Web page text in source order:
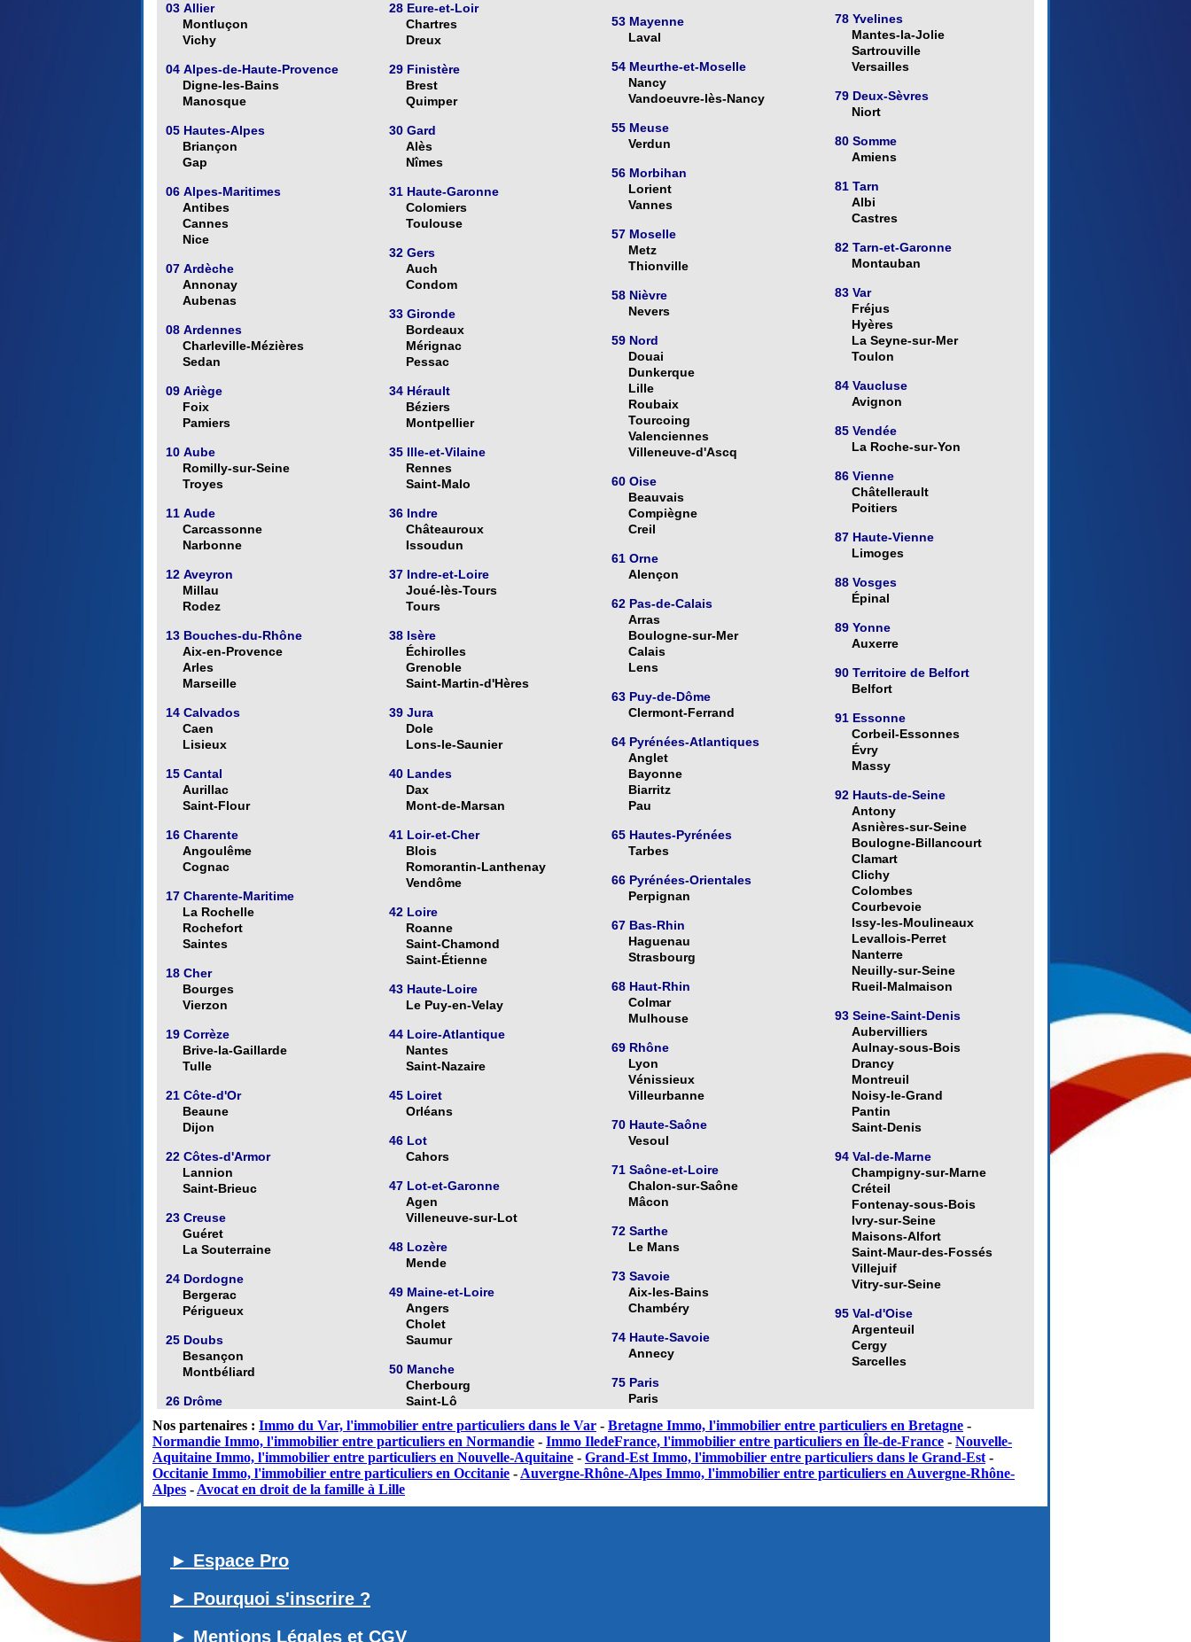
03 Allier
Montluçon
Vichy
04 Alpes-de-Haute-Provence
Digne-les-Bains
Manosque
05 Hautes-Alpes
Briançon
Gap
06 Alpes-Maritimes
Antibes
Cannes
Nice
07 Ardèche
Annonay
Aubenas
08 Ardennes
Charleville-Mézières
Sedan
09 Ariège
Foix
Pamiers
10 Aube
Romilly-sur-Seine
Troyes
11 Aude
Carcassonne
Narbonne
12 Aveyron
Millau
Rodez
13 Bouches-du-Rhône
Aix-en-Provence
Arles
Marseille
14 Calvados
Caen
Lisieux
15 Cantal
Aurillac
Saint-Flour
16 Charente
Angoulême
Cognac
17 Charente-Maritime
La Rochelle
Rochefort
Saintes
18 Cher
Bourges
Vierzon
19 Corrèze
Brive-la-Gaillarde
Tulle
21 Côte-d'Or
Beaune
Dijon
22 Côtes-d'Armor
Lannion
Saint-Brieuc
23 Creuse
Guéret
La Souterraine
24 Dordogne
Bergerac
Périgueux
25 Doubs
Besançon
Montbéliard
26 Drôme
28 Eure-et-Loir
Chartres
Dreux
29 Finistère
Brest
Quimper
30 Gard
Alès
Nîmes
31 Haute-Garonne
Colomiers
Toulouse
32 Gers
Auch
Condom
33 Gironde
Bordeaux
Mérignac
Pessac
34 Hérault
Béziers
Montpellier
35 Ille-et-Vilaine
Rennes
Saint-Malo
36 Indre
Châteauroux
Issoudun
37 Indre-et-Loire
Joué-lès-Tours
Tours
38 Isère
Échirolles
Grenoble
Saint-Martin-d'Hères
39 Jura
Dole
Lons-le-Saunier
40 Landes
Dax
Mont-de-Marsan
41 Loir-et-Cher
Blois
Romorantin-Lanthenay
Vendôme
42 Loire
Roanne
Saint-Chamond
Saint-Étienne
43 Haute-Loire
Le Puy-en-Velay
44 Loire-Atlantique
Nantes
Saint-Nazaire
45 Loiret
Orléans
46 Lot
Cahors
47 Lot-et-Garonne
Agen
Villeneuve-sur-Lot
48 Lozère
Mende
49 Maine-et-Loire
Angers
Cholet
Saumur
50 Manche
Cherbourg
Saint-Lô
53 Mayenne
Laval
54 Meurthe-et-Moselle
Nancy
Vandoeuvre-lès-Nancy
55 Meuse
Verdun
56 Morbihan
Lorient
Vannes
57 Moselle
Metz
Thionville
58 Nièvre
Nevers
59 Nord
Douai
Dunkerque
Lille
Roubaix
Tourcoing
Valenciennes
Villeneuve-d'Ascq
60 Oise
Beauvais
Compiègne
Creil
61 Orne
Alençon
62 Pas-de-Calais
Arras
Boulogne-sur-Mer
Calais
Lens
63 Puy-de-Dôme
Clermont-Ferrand
64 Pyrénées-Atlantiques
Anglet
Bayonne
Biarritz
Pau
65 Hautes-Pyrénées
Tarbes
66 Pyrénées-Orientales
Perpignan
67 Bas-Rhin
Haguenau
Strasbourg
68 Haut-Rhin
Colmar
Mulhouse
69 Rhône
Lyon
Vénissieux
Villeurbanne
70 Haute-Saône
Vesoul
71 Saône-et-Loire
Chalon-sur-Saône
Mâcon
72 Sarthe
Le Mans
73 Savoie
Aix-les-Bains
Chambéry
74 Haute-Savoie
Annecy
75 Paris
Paris
78 Yvelines
Mantes-la-Jolie
Sartrouville
Versailles
79 Deux-Sèvres
Niort
80 Somme
Amiens
81 Tarn
Albi
Castres
82 Tarn-et-Garonne
Montauban
83 Var
Fréjus
Hyères
La Seyne-sur-Mer
Toulon
84 Vaucluse
Avignon
85 Vendée
La Roche-sur-Yon
86 Vienne
Châtellerault
Poitiers
87 Haute-Vienne
Limoges
88 Vosges
Épinal
89 Yonne
Auxerre
90 Territoire de Belfort
Belfort
91 Essonne
Corbeil-Essonnes
Évry
Massy
92 Hauts-de-Seine
Antony
Asnières-sur-Seine
Boulogne-Billancourt
Clamart
Clichy
Colombes
Courbevoie
Issy-les-Moulineaux
Levallois-Perret
Nanterre
Neuilly-sur-Seine
Rueil-Malmaison
93 Seine-Saint-Denis
Aubervilliers
Aulnay-sous-Bois
Drancy
Montreuil
Noisy-le-Grand
Pantin
Saint-Denis
94 Val-de-Marne
Champigny-sur-Marne
Créteil
Fontenay-sous-Bois
Ivry-sur-Seine
Maisons-Alfort
Saint-Maur-des-Fossés
Villejuif
Vitry-sur-Seine
95 Val-d'Oise
Argenteuil
Cergy
Sarcelles
Nos partenaires : Immo du Var, l'immobilier entre particuliers dans le Var - Bretagne Immo, l'immobilier entre particuliers en Bretagne -
Normandie Immo, l'immobilier entre particuliers en Normandie - Immo IledeFrance, l'immobilier entre particuliers en Île-de-France - Nouvelle-
Aquitaine Immo, l'immobilier entre particuliers en Nouvelle-Aquitaine - Grand-Est Immo, l'immobilier entre particuliers dans le Grand-Est -
Occitanie Immo, l'immobilier entre particuliers en Occitanie - Auvergne-Rhône-Alpes Immo, l'immobilier entre particuliers en Auvergne-Rhône-
Alpes - Avocat en droit de la famille à Lille
► Espace Pro
► Pourquoi s'inscrire ?
► Mentions Légales et CGV